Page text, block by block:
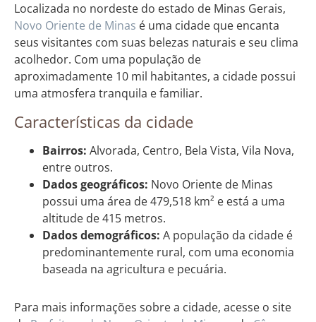
Localizada no nordeste do estado de Minas Gerais,
Novo Oriente de Minas é uma cidade que encanta
seus visitantes com suas belezas naturais e seu clima
acolhedor. Com uma população de
aproximadamente 10 mil habitantes, a cidade possui
uma atmosfera tranquila e familiar.
Características da cidade
Bairros: Alvorada, Centro, Bela Vista, Vila Nova,
entre outros.
Dados geográficos: Novo Oriente de Minas
possui uma área de 479,518 km² e está a uma
altitude de 415 metros.
Dados demográficos: A população da cidade é
predominantemente rural, com uma economia
baseada na agricultura e pecuária.
Para mais informações sobre a cidade, acesse o site